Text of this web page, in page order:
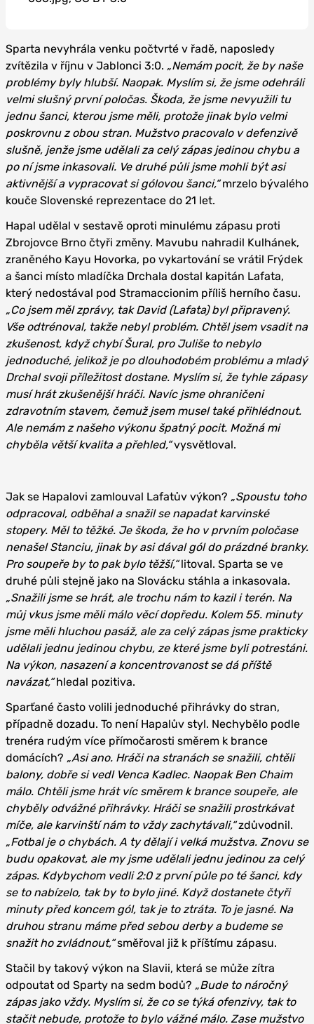
Sparta nevyhrála venku počtvrté v řadě, naposledy
zvítězila v říjnu v Jablonci 3:0. „Nemám pocit, že by naše
problémy byly hlubší. Naopak. Myslím si, že jsme odehráli
velmi slušný první poločas. Škoda, že jsme nevyužili tu
jednu šanci, kterou jsme měli, protože jinak bylo velmi
poskrovnu z obou stran. Mužstvo pracovalo v defenzivě
slušně, jenže jsme udělali za celý zápas jedinou chybu a
po ní jsme inkasovali. Ve druhé půli jsme mohli být asi
aktivnější a vypracovat si gólovou šanci,“mrzelo bývalého
kouče Slovenské reprezentace do 21 let.
Hapal udělal v sestavě oproti minulému zápasu proti
Zbrojovce Brno čtyři změny. Mavubu nahradil Kulhánek,
zraněného Kayu Hovorka, po vykartování se vrátil Frýdek
a šanci místo mladíčka Drchala dostal kapitán Lafata,
který nedostával pod Stramaccionim příliš herního času.
„Co jsem měl zprávy, tak David (Lafata) byl připravený.
Vše odtrénoval, takže nebyl problém. Chtěl jsem vsadit na
zkušenost, když chybí Šural, pro Juliše to nebylo
jednoduché, jelikož je po dlouhodobém problému a mladý
Drchal svoji příležitost dostane. Myslím si, že tyhle zápasy
musí hrát zkušenější hráči. Navíc jsme ohraničeni
zdravotním stavem, čemuž jsem musel také přihlédnout.
Ale nemám z našeho výkonu špatný pocit. Možná mi
chyběla větší kvalita a přehled,“vysvětloval.
Jak se Hapalovi zamlouval Lafatův výkon? „Spoustu toho
odpracoval, odběhal a snažil se napadat karvinské
stopery. Měl to těžké. Je škoda, že ho v prvním poločase
nenašel Stanciu, jinak by asi dával gól do prázdné branky.
Pro soupeře by to pak bylo těžší,“litoval. Sparta se ve
druhé půli stejně jako na Slovácku stáhla a inkasovala.
„Snažili jsme se hrát, ale trochu nám to kazil i terén. Na
můj vkus jsme měli málo věcí dopředu. Kolem 55. minuty
jsme měli hluchou pasáž, ale za celý zápas jsme prakticky
udělali jednu jedinou chybu, ze které jsme byli potrestáni.
Na výkon, nasazení a koncentrovanost se dá příště
navázat,“hledal pozitiva.
Sparťané často volili jednoduché přihrávky do stran,
případně dozadu. To není Hapalův styl. Nechybělo podle
trenéra rudým více přímočarosti směrem k brance
domácích? „Asi ano. Hráči na stranách se snažili, chtěli
balony, dobře si vedl Venca Kadlec. Naopak Ben Chaim
málo. Chtěli jsme hrát víc směrem k brance soupeře, ale
chyběly odvážné přihrávky. Hráči se snažili prostrkávat
míče, ale karvinští nám to vždy zachytávali,“zdůvodnil.
„Fotbal je o chybách. A ty dělají i velká mužstva. Znovu se
budu opakovat, ale my jsme udělali jednu jedinou za celý
zápas. Kdybychom vedli 2:0 z první půle po té šanci, kdy
se to nabízelo, tak by to bylo jiné. Když dostanete čtyři
minuty před koncem gól, tak je to ztráta. To je jasné. Na
druhou stranu máme před sebou derby a budeme se
snažit ho zvládnout,“směřoval již k příštímu zápasu.
Stačil by takový výkon na Slavii, která se může zítra
odpoutat od Sparty na sedm bodů? „Bude to náročný
zápas jako vždy. Myslím si, že co se týká ofenzivy, tak to
stačit nebude, protože to bylo vážné málo. Zase mužstvo